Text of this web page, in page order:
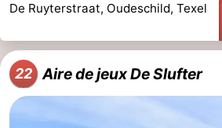
De Ruyterstraat, Oudeschild, Texel
22 Aire de jeux De Slufter